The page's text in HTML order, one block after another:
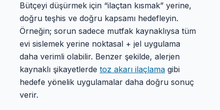
Bütçeyi düşürmek için “ilaçtan kısmak” yerine,
doğru teşhis ve doğru kapsamı hedefleyin.
Örneğin; sorun sadece mutfak kaynaklıysa tüm
evi sislemek yerine noktasal + jel uygulama
daha verimli olabilir. Benzer şekilde, alerjen
kaynaklı şikayetlerde toz akarı ilaçlama gibi
hedefe yönelik uygulamalar daha doğru sonuç
verir.